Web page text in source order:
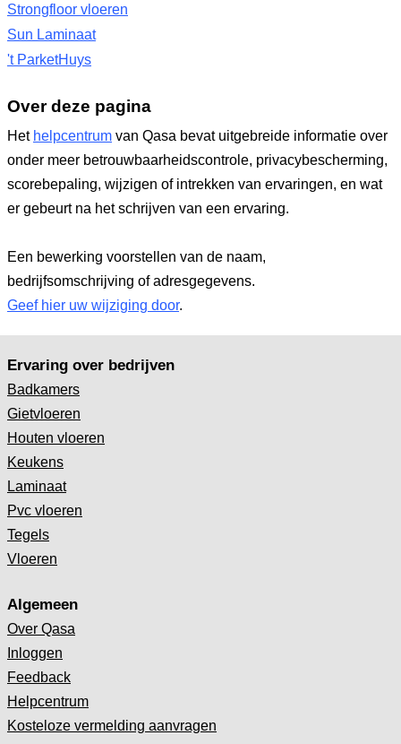
Strongfloor vloeren
Sun Laminaat
't ParketHuys
Over deze pagina
Het helpcentrum van Qasa bevat uitgebreide informatie over
onder meer betrouwbaarheidscontrole, privacybescherming,
scorebepaling, wijzigen of intrekken van ervaringen, en wat
er gebeurt na het schrijven van een ervaring.
Een bewerking voorstellen van de naam,
bedrijfsomschrijving of adresgegevens.
Geef hier uw wijziging door.
Ervaring over bedrijven
Badkamers
Gietvloeren
Houten vloeren
Keukens
Laminaat
Pvc vloeren
Tegels
Vloeren
Algemeen
Over Qasa
Inloggen
Feedback
Helpcentrum
Kosteloze vermelding aanvragen